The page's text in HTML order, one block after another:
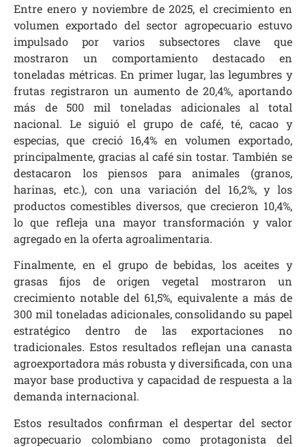
Entre enero y noviembre de 2025, el crecimiento en
volumen exportado del sector agropecuario estuvo
impulsado por varios subsectores clave que
mostraron un comportamiento destacado en
toneladas métricas. En primer lugar, las legumbres y
frutas registraron un aumento de 20,4%, aportando
más de 500 mil toneladas adicionales al total
nacional. Le siguió el grupo de café, té, cacao y
especias, que creció 16,4% en volumen exportado,
principalmente, gracias al café sin tostar. También se
destacaron los piensos para animales (granos,
harinas, etc.), con una variación del 16,2%, y los
productos comestibles diversos, que crecieron 10,4%,
lo que refleja una mayor transformación y valor
agregado en la oferta agroalimentaria.
Finalmente, en el grupo de bebidas, los aceites y
grasas fijos de origen vegetal mostraron un
crecimiento notable del 61,5%, equivalente a más de
300 mil toneladas adicionales, consolidando su papel
estratégico dentro de las exportaciones no
tradicionales. Estos resultados reflejan una canasta
agroexportadora más robusta y diversificada, con una
mayor base productiva y capacidad de respuesta a la
demanda internacional.
Estos resultados confirman el despertar del sector
agropecuario colombiano como protagonista del